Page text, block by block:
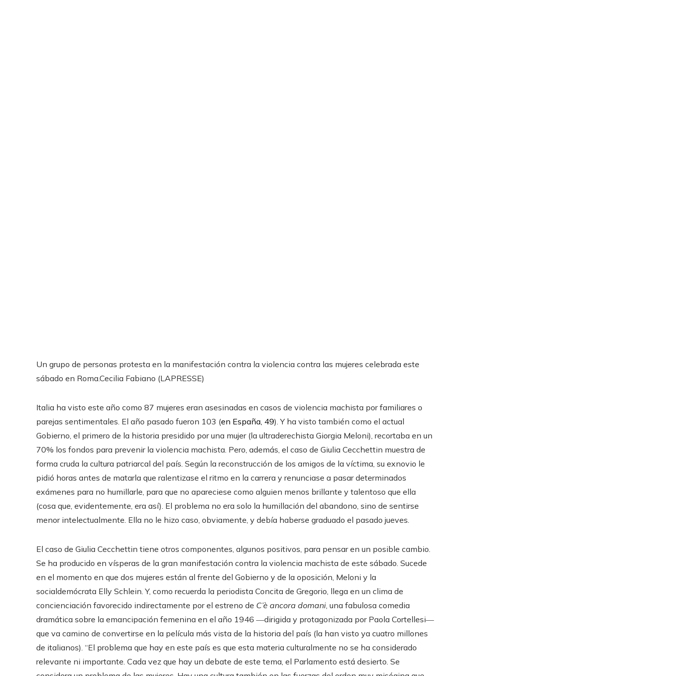
Un grupo de personas protesta en la manifestación contra la violencia contra las mujeres celebrada este
sábado en Roma.Cecilia Fabiano (LAPRESSE)
Italia ha visto este año como 87 mujeres eran asesinadas en casos de violencia machista por familiares o
parejas sentimentales. El año pasado fueron 103 (en España, 49). Y ha visto también como el actual
Gobierno, el primero de la historia presidido por una mujer (la ultraderechista Giorgia Meloni), recortaba en un
70% los fondos para prevenir la violencia machista. Pero, además, el caso de Giulia Cecchettin muestra de
forma cruda la cultura patriarcal del país. Según la reconstrucción de los amigos de la víctima, su exnovio le
pidió horas antes de matarla que ralentizase el ritmo en la carrera y renunciase a pasar determinados
exámenes para no humillarle, para que no apareciese como alguien menos brillante y talentoso que ella
(cosa que, evidentemente, era así). El problema no era solo la humillación del abandono, sino de sentirse
menor intelectualmente. Ella no le hizo caso, obviamente, y debía haberse graduado el pasado jueves.
El caso de Giulia Cecchettin tiene otros componentes, algunos positivos, para pensar en un posible cambio.
Se ha producido en vísperas de la gran manifestación contra la violencia machista de este sábado. Sucede
en el momento en que dos mujeres están al frente del Gobierno y de la oposición, Meloni y la
socialdemócrata Elly Schlein. Y, como recuerda la periodista Concita de Gregorio, llega en un clima de
concienciación favorecido indirectamente por el estreno de C’è ancora domani, una fabulosa comedia
dramática sobre la emancipación femenina en el año 1946 ―dirigida y protagonizada por Paola Cortellesi―
que va camino de convertirse en la película más vista de la historia del país (la han visto ya cuatro millones
de italianos). “El problema que hay en este país es que esta materia culturalmente no se ha considerado
relevante ni importante. Cada vez que hay un debate de este tema, el Parlamento está desierto. Se